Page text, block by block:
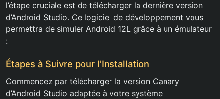
l’étape cruciale est de télécharger la dernière version
d’Android Studio. Ce logiciel de développement vous
permettra de simuler Android 12L grâce à un émulateur
:
Étapes à Suivre pour l’Installation
Commencez par télécharger la version Canary
d’Android Studio adaptée à votre système